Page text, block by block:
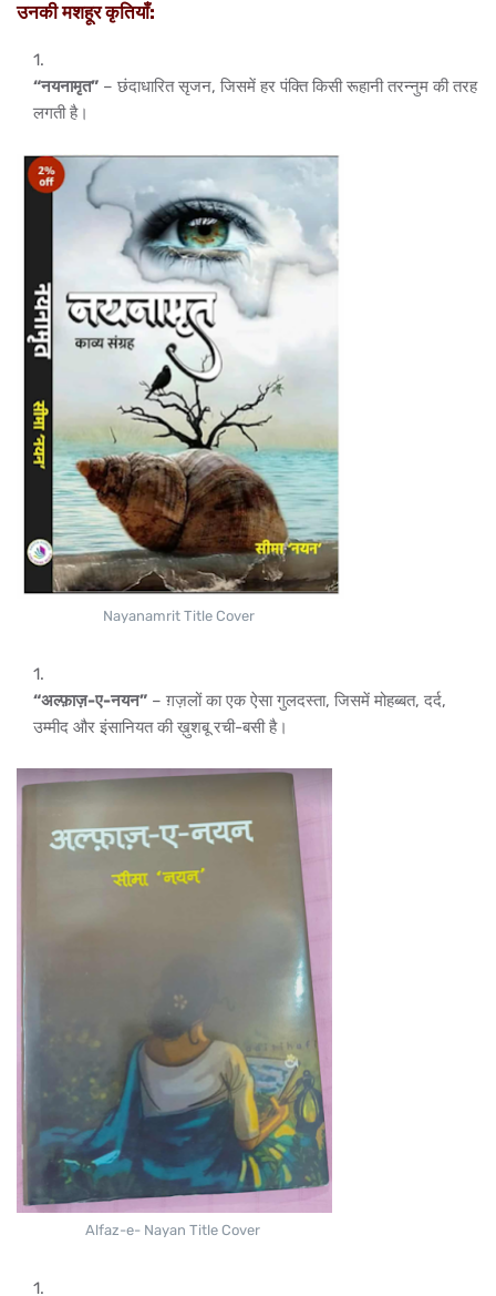
उनकी मशहूर कृतियाँ:
“नयनामृत” – छंदाधारित सृजन, जिसमें हर पंक्ति किसी रूहानी तरन्नुम की तरह
लगती है।
Nayanamrit Title Cover
“अल्फ़ाज़-ए-नयन” – ग़ज़लों का एक ऐसा गुलदस्ता, जिसमें मोहब्बत, दर्द,
उम्मीद और इंसानियत की ख़ुशबू रची-बसी है।
Alfaz-e- Nayan Title Cover